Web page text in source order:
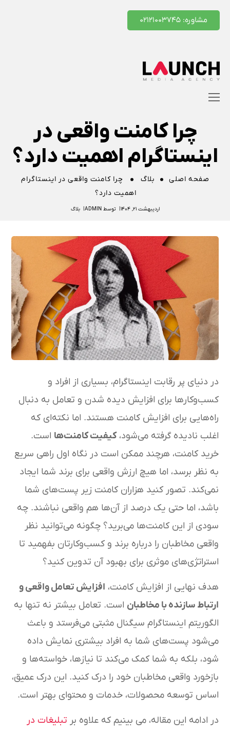
مشاوره: ۰۲۱۲۱۰۰۳۷۴۵
چرا کامنت واقعی در
اینستاگرام اهمیت دارد؟
صفحه اصلی بلاگ
چرا کامنت واقعی در اینستاگرام
اهمیت دارد؟
اردیبهشت ۲۱, ۱۴۰۴ توسط ADMIN بلاگ
در دنیای پر رقابت اینستاگرام، بسیاری از افراد و
کسب‌وکارها برای افزایش دیده شدن و تعامل به دنبال
راه‌هایی برای افزایش کامنت هستند. اما نکته‌ای که
اغلب نادیده گرفته می‌شود،کیفیت کامنت‌ها است.
خرید کامنت، هرچند ممکن است در نگاه اول راهی سریع
به نظر برسد، اما هیچ ارزش واقعی برای برند شما ایجاد
نمی‌کند. تصور کنید هزاران کامنت زیر پست‌های شما
باشد، اما حتی یک درصد از آن‌ها هم واقعی نباشند. چه
سودی از این کامنت‌ها می‌برید؟ چگونه می‌توانید نظر
واقعی مخاطبان را درباره برند و کسب‌وکارتان بفهمید تا
استراتژی‌های موثری برای بهبود آن تدوین کنید؟
هدف نهایی از افزایش کامنت، افزایش تعامل واقعی و
ارتباط سازنده با مخاطبان است. تعامل بیشتر نه تنها به
الگوریتم اینستاگرام سیگنال مثبتی می‌فرستد و باعث
می‌شود پست‌های شما به افراد بیشتری نمایش داده
شود، بلکه به شما کمک می‌کند تا نیازها، خواسته‌ها و
بازخورد واقعی مخاطبان خود را درک کنید. این درک عمیق،
اساس توسعه محصولات، خدمات و محتوای بهتر است.
در ادامه این مقاله، می بینیم که علاوه بر تبلیغات در